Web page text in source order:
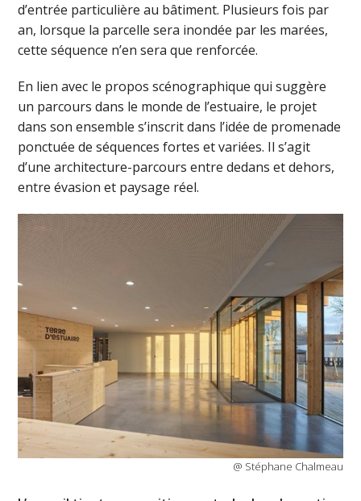
d’entrée particulière au bâtiment. Plusieurs fois par
an, lorsque la parcelle sera inondée par les marées,
cette séquence n’en sera que renforcée.
En lien avec le propos scénographique qui suggère
un parcours dans le monde de l’estuaire, le projet
dans son ensemble s’inscrit dans l’idée de promenade
ponctuée de séquences fortes et variées. Il s’agit
d’une architecture-parcours entre dedans et dehors,
entre évasion et paysage réel.
@ Stéphane Chalmeau